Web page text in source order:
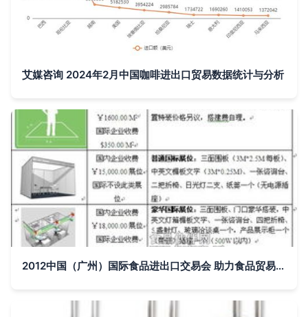
艾媒咨询 2024年2月中国咖啡进出口贸易数据统计与分析
2012中国（广州）国际食品进出口交易会 助力食品贸易全球化发展